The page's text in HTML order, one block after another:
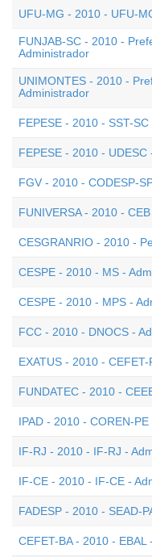
UFU-MG - 2010 - UFU-
FUNJAB-SC - 2010 -
Administrador
UNIMONTES - 2010 -
Administrador
FEPESE - 2010 - SST-
FEPESE - 2010 - UDESC
FGV - 2010 - CODESP-
FUNIVERSA - 2010 -
CESGRANRIO - 2010 -
CESPE - 2010 - MS -
CESPE - 2010 - MPS -
FCC - 2010 - DNOCS -
EXATUS - 2010 -
FUNDATEC - 2010 -
IPAD - 2010 - COREN-
IF-RJ - 2010 - IF-RJ -
IF-CE - 2010 - IF-CE -
FADESP - 2010 - SEAD-
CEFET-BA - 2010 - EBAL